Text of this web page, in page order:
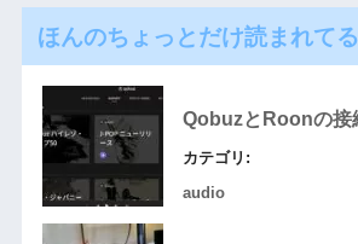
ほんのちょっとだけ読まれて
QobuzとRoonの接
カテゴリ:
audio